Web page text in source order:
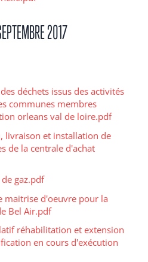
2017
déchets issus des activités
communes membres
orleans val de loire.pdf
livraison et installation de
de la centrale d'achat
gaz.pdf
maitrise d'oeuvre pour la
Bel Air.pdf
réhabilitation et extension
en cours d'exécution